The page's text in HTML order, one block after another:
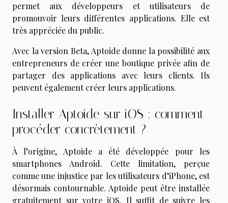
permet aux développeurs et utilisateurs de
promouvoir leurs différentes applications. Elle est
très appréciée du public.
Avec la version Beta, Aptoide donne la possibilité aux
entrepreneurs de créer une boutique privée afin de
partager des applications avec leurs clients. Ils
peuvent également créer leurs applications.
Installer Aptoide sur iOS : comment
procéder concrètement ?
À l’origine, Aptoide a été développée pour les
smartphones Android. Cette limitation, perçue
comme une injustice par les utilisateurs d’iPhone, est
désormais contournable. Aptoide peut être installée
gratuitement sur votre iOS. Il suffit de suivre les